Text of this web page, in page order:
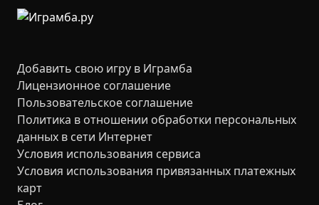
становиться настоящей кулинарной легендой.
Добавить свою игру в Играмба
Лицензионное соглашение
Пользовательское соглашение
Политика в отношении обработки персональных
данных в сети Интернет
Условия использования сервиса
Условия использования привязанных платежных
карт